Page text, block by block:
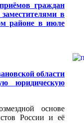
граждан
в
районе в июле
области
юридическую
основе
России и её